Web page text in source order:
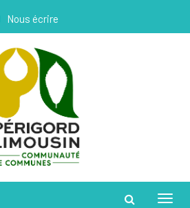
Nous écrire